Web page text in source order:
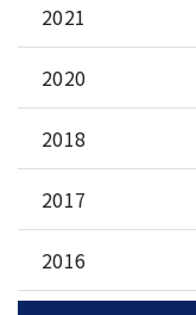
2021
2020
2018
2017
2016